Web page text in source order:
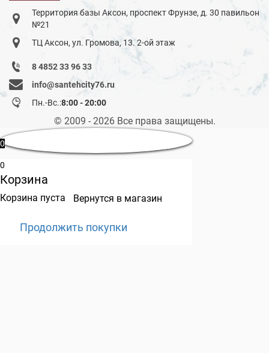
Территория базы Аксон, проспект Фрунзе, д. 30 павильон
№21
ТЦ Аксон, ул. Громова, 13. 2-ой этаж
8 4852 33 96 33
info@santehcity76.ru
Пн.-Вс.:8:00 - 20:00
© 2009 - 2026 Все права защищены.
0
0
Корзина
Корзина пуста Вернутся в магазин
Продолжить покупки